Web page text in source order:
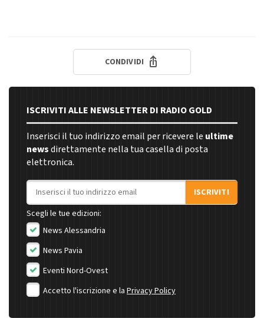
CONDIVIDI
ISCRIVITI ALLE NEWSLETTER DI RADIO GOLD
Inserisci il tuo indirizzo email per ricevere le ultime
newsdirettamente nella tua casella di posta
elettronica.
Indirizzo email
ISCRIVITI
Scegli le tue edizioni:
News Alessandria
News Pavia
Eventi Nord-Ovest
Accetto l'iscrizione e la Privacy Policy